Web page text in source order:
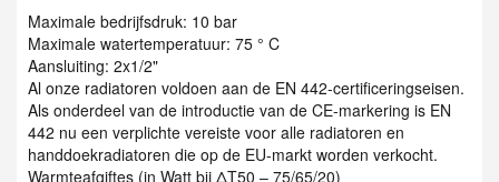
Maximale bedrijfsdruk: 10 bar
Maximale watertemperatuur: 75 ° C
Aansluiting: 2x1/2"
Al onze radiatoren voldoen aan de EN 442-certificeringseisen.
Als onderdeel van de introductie van de CE-markering is EN
442 nu een verplichte vereiste voor alle radiatoren en
handdoekradiatoren die op de EU-markt worden verkocht.
Warmteafgiftes (in Watt bij ΔT50 – 75/65/20)